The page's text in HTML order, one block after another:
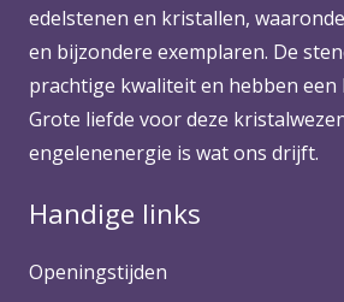
edelstenen en kristallen,
en bijzondere exemplaren. De
prachtige kwaliteit en hebben
Grote liefde voor deze
engelenenergie is wat ons drijft.
Handige links
Openingstijden